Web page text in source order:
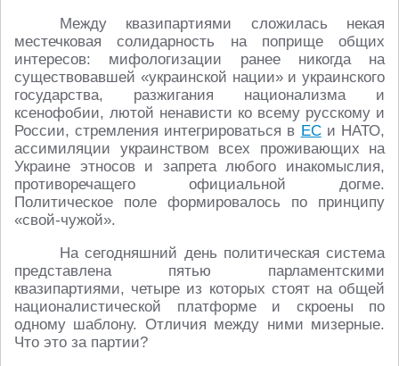
Между квазипартиями сложилась некая
местечковая солидарность на поприще общих
интересов: мифологизации ранее никогда на
существовавшей «украинской нации» и украинского
государства, разжигания национализма и
ксенофобии, лютой ненависти ко всему русскому и
России, стремления интегрироваться в ЕСи НАТО,
ассимиляции украинством всех проживающих на
Украине этносов и запрета любого инакомыслия,
противоречащего официальной догме.
Политическое поле формировалось по принципу
«свой-чужой».
На сегодняшний день политическая система
представлена пятью парламентскими
квазипартиями, четыре из которых стоят на общей
националистической платформе и скроены по
одному шаблону. Отличия между ними мизерные.
Что это за партии?